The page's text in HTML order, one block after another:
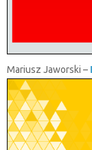
Mariusz Jaworski –